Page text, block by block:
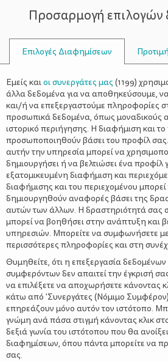
ΒΆΡΟΥΣ
Αύξηση του βάρους στην
Προσαρμογή επιλογών
Επιλογές Διαφημίσεων
Εμείς καιοι συνεργάτες μας (1199)
άλλα δεδομένα για να αποθηκεύσουμε,
και/ή να επεξεργαστούμε πληροφορίες
προσωπικά δεδομένα, όπως μοναδικούς
ιστορικό περιήγησης. Η διαφήμιση και
προσωποποιηθούν βάσει του προφίλ
αυτήν την υπηρεσία μπορεί να
δημιουργήσει ή να βελτιώσει ένα προφίλ
εξατομικευμένη διαφήμιση και
διαφήμισης και του περιεχομένου
δημιουργηθούν αναφορές βάσει της
αυτών των άλλων. Η δραστηριότητά σας
μπορεί να βοηθήσει στην ανάπτυξη και
υπηρεσιών. Μπορείτε να συμφωνήσετε
περισσότερες πληροφορίες και στη
Θυμηθείτε, ότι η επεξεργασία
συμφερόντων δεν απαιτεί την έγκρισή
να επιλέξετε να αποχωρήσετε κάνοντας
κάτω από 'Συνεργάτες (Νόμιμο
επηρεάζουν μόνο αυτόν τον ιστότοπο.
γνώμη ανά πάσα στιγμή κάνοντας κλικ
δεξιά γωνία του ιστότοπου που θα
διαφημίσεων, όπου πάντα μπορείτε να
σας.